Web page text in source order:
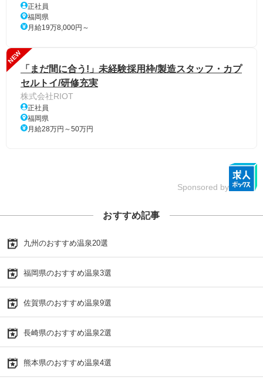
正社員
福岡県
月給19万8,000円～
NEW
「まだ間に合う!」未経験採用枠/製造スタッフ・カプ
セルトイ/研修充実
株式会社RIOT
正社員
福岡県
月給28万円～50万円
Sponsored by
おすすめ記事
九州のおすすめ温泉20選
福岡県のおすすめ温泉3選
佐賀県のおすすめ温泉9選
長崎県のおすすめ温泉2選
熊本県のおすすめ温泉4選